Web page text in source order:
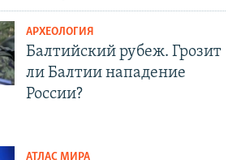
АРХЕОЛОГИЯ
Балтийский рубеж. Грозит
ли Балтии нападение
России?
АТЛАС МИРА